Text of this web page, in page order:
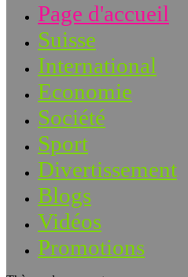
Page d'accueil
Suisse
International
Economie
Société
Sport
Divertissement
Blogs
Vidéos
Promotions